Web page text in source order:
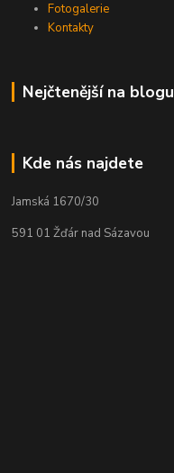
Fotogalerie
Kontakty
Nejčtenější na blogu
Kde nás najdete
Jamská 1670/30
591 01 Žďár nad Sázavou